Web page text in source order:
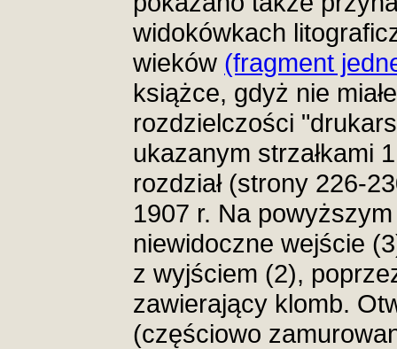
widokówkach
wieków (fragment
książce, gdyż nie
rozdzielczości
ukazanym strzałkami
rozdział (strony 226-
1907 r. Na
niewidoczne wejście
z wyjściem (2),
zawierający klomb.
(częściowo